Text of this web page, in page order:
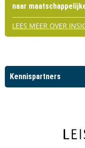
naar
LEES MEER OVER
Kennispartners